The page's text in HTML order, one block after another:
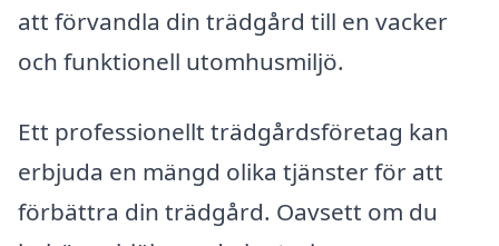
att förvandla din trädgård till en vacker
och funktionell utomhusmiljö.
Ett professionellt trädgårdsföretag kan
erbjuda en mängd olika tjänster för att
förbättra din trädgård. Oavsett om du